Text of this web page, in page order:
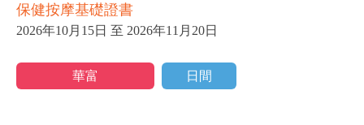
保健按摩基礎證書
2026年10月15日 至 2026年11月20日
華富 日間